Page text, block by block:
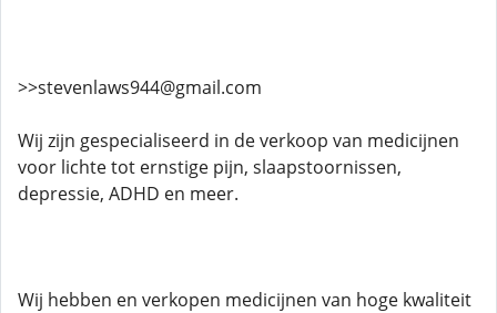
>>stevenlaws944@gmail.com
Wij zijn gespecialiseerd in de verkoop van medicijnen
voor lichte tot ernstige pijn, slaapstoornissen,
depressie, ADHD en meer.
Wij hebben en verkopen medicijnen van hoge kwaliteit